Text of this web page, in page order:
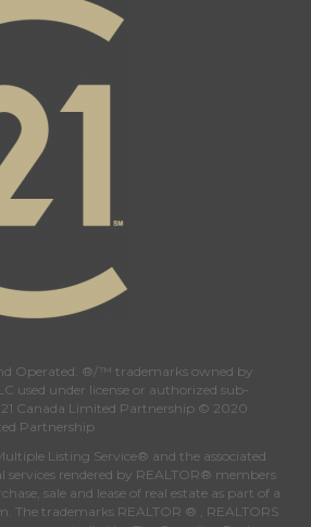
Operated. ®/™ trademarks owned by
used under license or authorized sub-
Canada Limited Partnership © 2020
Partnership
Listing Service® and the associated
services rendered by REALTOR® members
sale and lease of real estate as part of a
The trademarks REALTOR ® , REALTORS